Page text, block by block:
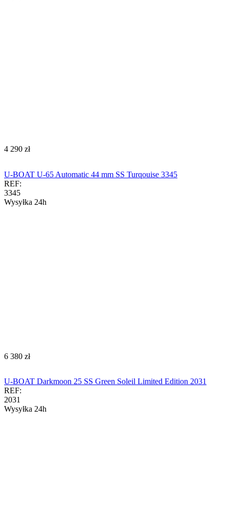
‍4 290‍ zł
U-BOAT U-65 Automatic 44 mm SS Turqouise 3345
REF:
3345
Wysyłka 24h
‍6 380‍ zł
U-BOAT Darkmoon 25 SS Green Soleil Limited Edition 2031
REF:
2031
Wysyłka 24h